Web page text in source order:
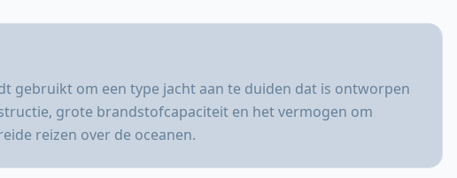
gebruikt om een type jacht aan te duiden dat is ontworpen
grote brandstofcapaciteit en het vermogen om
reizen over de oceanen.